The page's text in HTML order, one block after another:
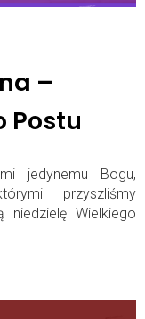
–
Postu
jedynemu Bogu,
przyszliśmy
Wielkiego